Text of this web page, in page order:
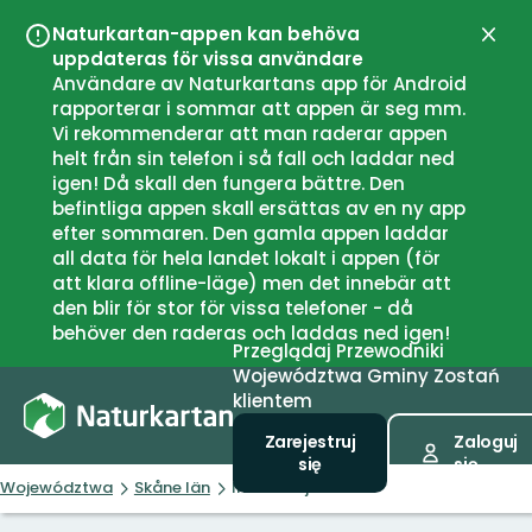
Naturkartan-appen kan behöva
uppdateras för vissa användare
Användare av Naturkartans app för Android
rapporterar i sommar att appen är seg mm.
Vi rekommenderar att man raderar appen
helt från sin telefon i så fall och laddar ned
igen! Då skall den fungera bättre. Den
befintliga appen skall ersättas av en ny app
efter sommaren. Den gamla appen laddar
all data för hela landet lokalt i appen (för
att klara offline-läge) men det innebär att
den blir för stor för vissa telefoner - då
behöver den raderas och laddas ned igen!
Przeglądaj Przewodniki
Województwa Gminy Zostań
klientem
Zarejestruj
się
Zaloguj
się
Województwa Skåne län Informacja